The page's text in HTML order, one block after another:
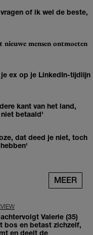
of ik wel de beste,
mensen ontmoeten
ex op je LinkedIn-tijdlijn
kant van het land,
betaald'
dat deed je niet, toch
MEER
Valerie (35)
bos en betast zichzelf,
en deelt de